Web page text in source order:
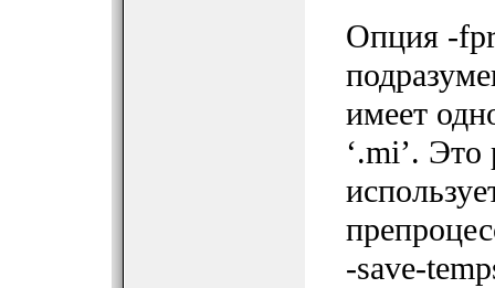
Опция -
имеет
‘.mi’.
-save-